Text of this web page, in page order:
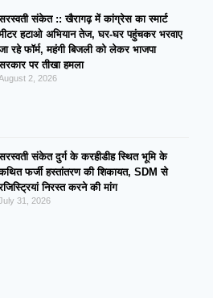
संकेत :: खैरागढ़ में कांग्रेस का स्मार्ट
हटाओ अभियान तेज, घर-घर पहुंचकर भरवाए
रहे फॉर्म, महंगी बिजली को लेकर भाजपा
पर तीखा हमला
2, 2026
संकेत दुर्ग के करहीडीह स्थित भूमि के
फर्जी हस्तांतरण की शिकायत, SDM से
निरस्त करने की मांग
31, 2026